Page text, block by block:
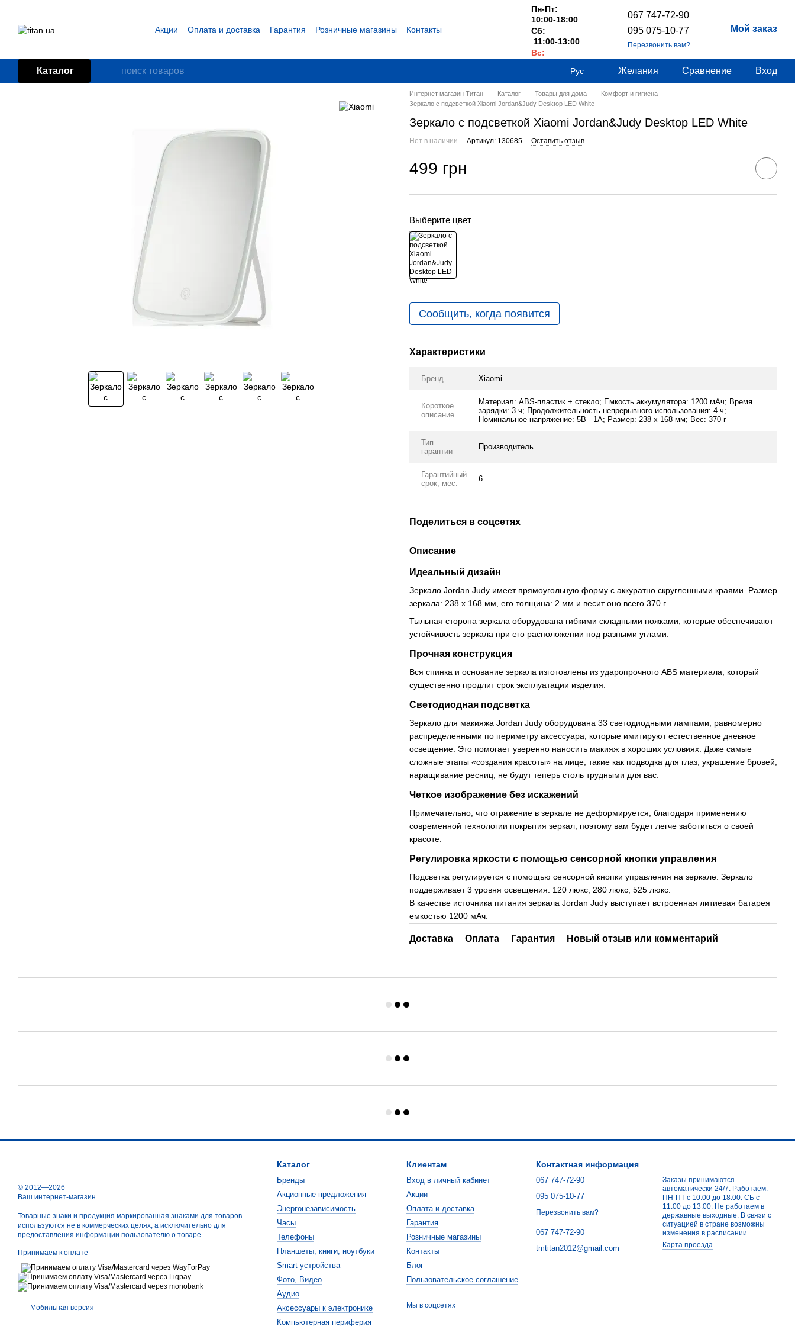
Акции Оплата и доставка Гарантия Розничные магазины
Контакты
Пн-Пт:
10:00-18:00
Сб:
11:00-13:00
Вс:
067 747-72-90
095 075-10-77
Перезвонить вам?
Мой заказ
Каталог Рус Желания Сравнение Вход
Интернет магазин Титан Каталог Товары для дома
Комфорт и гигиена
Зеркало с подсветкой Xiaomi Jordan&Judy Desktop LED White
Зеркало с подсветкой Xiaomi Jordan&Judy Desktop LED White
Нет в наличии Артикул: 130685 Оставить отзыв
499 грн
Выберите цвет
Сообщить, когда появится
Характеристики
Бренд Xiaomi
Короткое
описание
Материал: ABS-пластик + стекло; Емкость аккумулятора: 1200 мАч; Время
зарядки: 3 ч; Продолжительность непрерывного использования: 4 ч;
Номинальное напряжение: 5В - 1А; Размер: 238 х 168 мм; Вес: 370 г
Тип
гарантии
Производитель
Гарантийный
срок, мес.
6
Поделиться в соцсетях
Описание
Идеальный дизайн
Зеркало Jordan Judy имеет прямоугольную форму с аккуратно скругленными краями. Размер
зеркала: 238 x 168 мм, его толщина: 2 мм и весит оно всего 370 г.
Тыльная сторона зеркала оборудована гибкими складными ножками, которые обеспечивают
устойчивость зеркала при его расположении под разными углами.
Прочная конструкция
Вся спинка и основание зеркала изготовлены из ударопрочного ABS материала, который
существенно продлит срок эксплуатации изделия.
Светодиодная подсветка
Зеркало для макияжа Jordan Judy оборудована 33 светодиодными лампами, равномерно
распределенными по периметру аксессуара, которые имитируют естественное дневное
освещение. Это помогает уверенно наносить макияж в хороших условиях. Даже самые
сложные этапы «создания красоты» на лице, такие как подводка для глаз, украшение бровей,
наращивание ресниц, не будут теперь столь трудными для вас.
Четкое изображение без искажений
Примечательно, что отражение в зеркале не деформируется, благодаря применению
современной технологии покрытия зеркал, поэтому вам будет легче заботиться о своей
красоте.
Регулировка яркости с помощью сенсорной кнопки управления
Подсветка регулируется с помощью сенсорной кнопки управления на зеркале. Зеркало
поддерживает 3 уровня освещения: 120 люкс, 280 люкс, 525 люкс.
В качестве источника питания зеркала Jordan Judy выступает встроенная литиевая батарея
емкостью 1200 мАч.
Доставка Оплата Гарантия Новый отзыв или комментарий
© 2012—2026
Ваш интернет-магазин.
Товарные знаки и продукция маркированная знаками для товаров
используются не в коммерческих целях, а исключительно для
предоставления информации пользователю о товаре.
Принимаем к оплате
Мобильная версия
Каталог
Бренды
Акционные предложения
Энергонезависимость
Часы
Телефоны
Планшеты, книги, ноутбуки
Smart устройства
Фото, Видео
Аудио
Аксессуары к электронике
Компьютерная периферия
Клиентам
Вход в личный кабинет
Акции
Оплата и доставка
Гарантия
Розничные магазины
Контакты
Блог
Пользовательское соглашение
Мы в соцсетях
Контактная информация
067 747-72-90
095 075-10-77
Перезвонить вам?
067 747-72-90
tmtitan2012@gmail.com
Заказы принимаются
автоматически 24/7. Работаем:
ПН-ПТ с 10.00 до 18.00. СБ с
11.00 до 13.00. Не работаем в
державные выходные. В связи с
ситуацией в стране возможны
изменения в расписании.
Карта проезда